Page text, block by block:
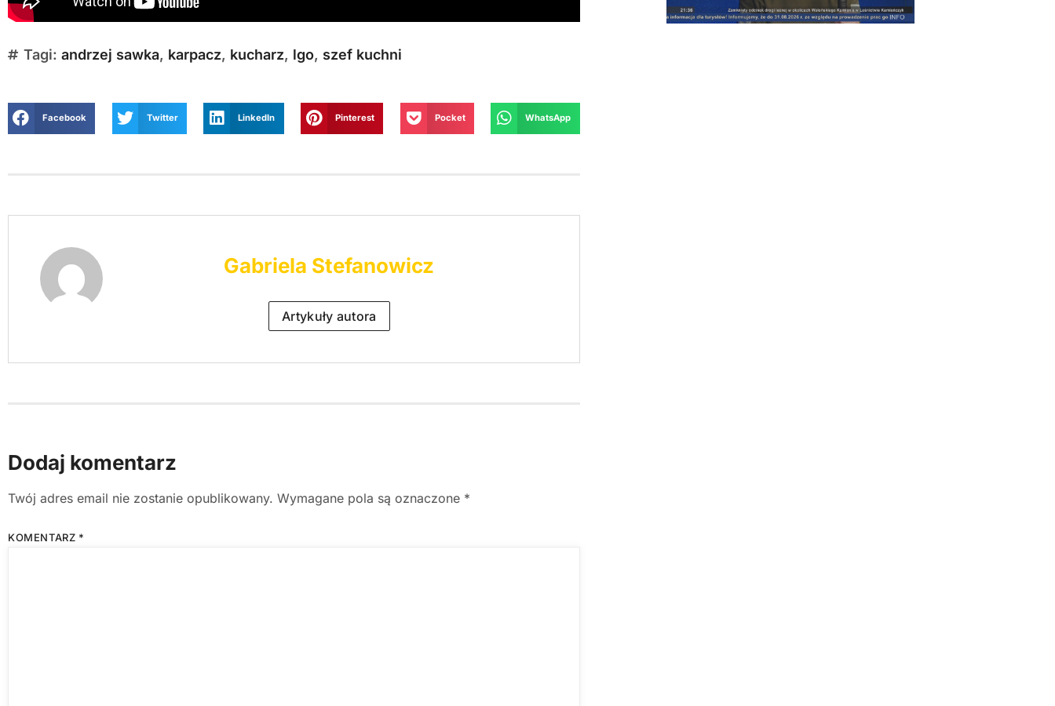
Tagi: andrzej sawka, karpacz, kucharz, lgo, szef kuchni
Facebook Twitter LinkedIn Pinterest Pocket WhatsApp
Gabriela Stefanowicz
Artykuły autora
Dodaj komentarz
Twój adres email nie zostanie opublikowany. Wymagane pola są oznaczone *
KOMENTARZ *